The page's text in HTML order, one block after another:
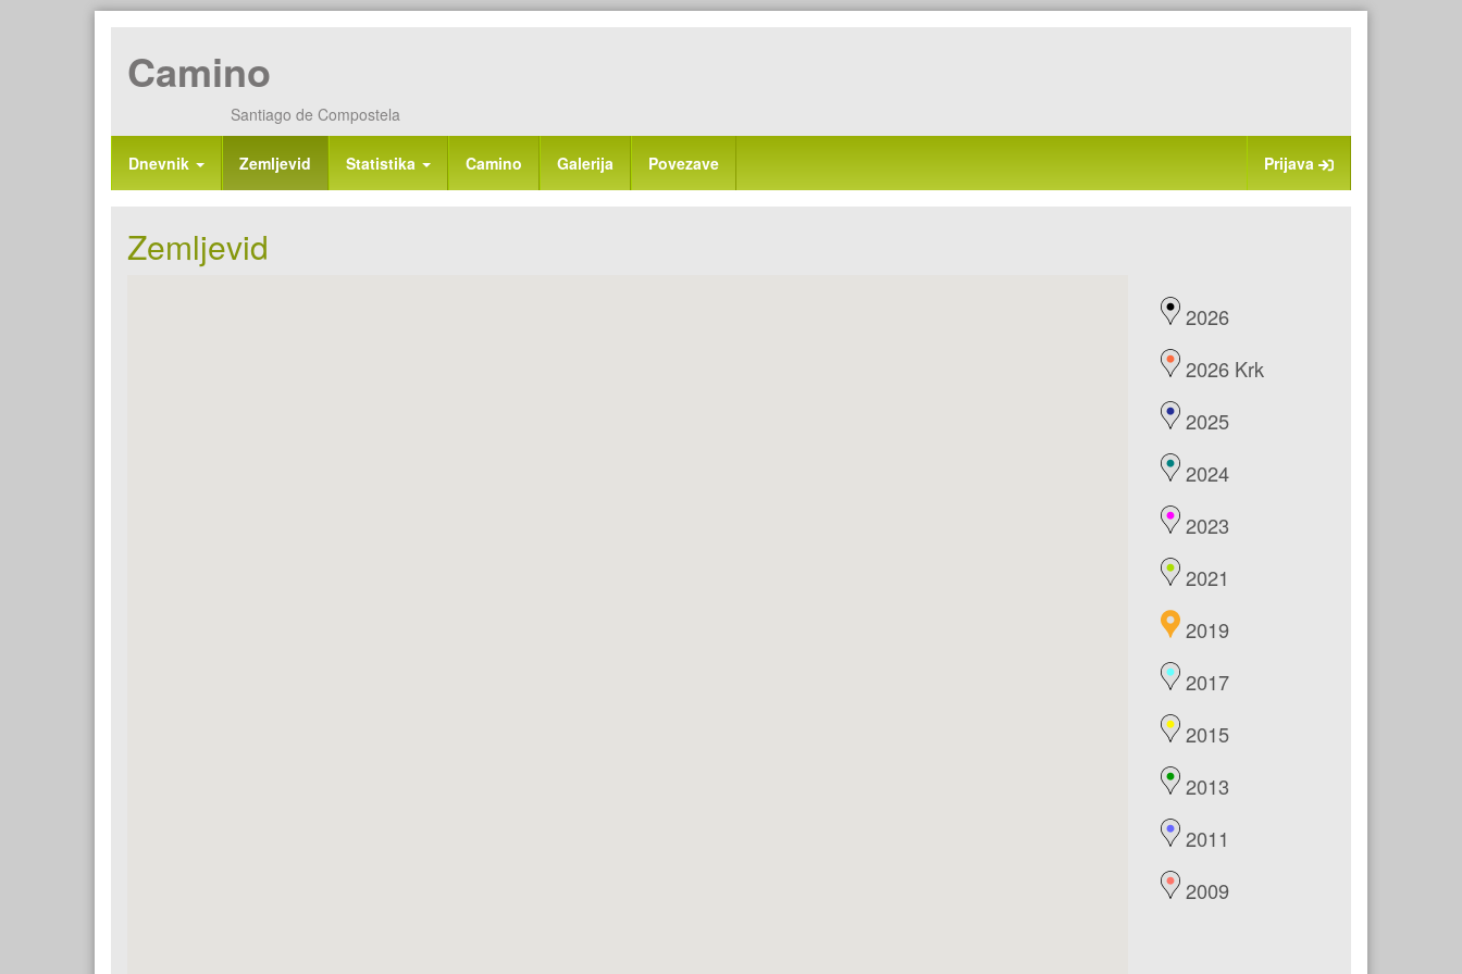
Camino
Santiago de Compostela
Dnevnik Zemljevid Statistika Camino Galerija Povezave Prijava
Zemljevid
2026
2026 Krk
2025
2024
2023
2021
2019
2017
2015
2013
2011
2009